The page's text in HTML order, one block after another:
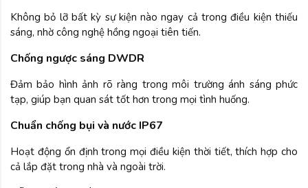
Không bỏ lỡ bất kỳ sự kiện nào ngay cả trong điều kiện thiếu
sáng, nhờ công nghệ hồng ngoại tiên tiến.
Chống ngược sáng DWDR
Đảm bảo hình ảnh rõ ràng trong môi trường ánh sáng phức
tạp, giúp bạn quan sát tốt hơn trong mọi tình huống.
Chuẩn chống bụi và nước IP67
Hoạt động ổn định trong mọi điều kiện thời tiết, thích hợp cho
cả lắp đặt trong nhà và ngoài trời.